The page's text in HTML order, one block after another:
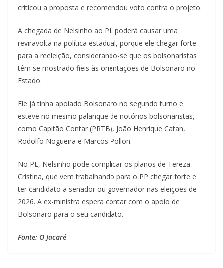
criticou a proposta e recomendou voto contra o projeto.
A chegada de Nelsinho ao PL poderá causar uma
reviravolta na política estadual, porque ele chegar forte
para a reeleição, considerando-se que os bolsonaristas
têm se mostrado fieis às orientações de Bolsonaro no
Estado.
Ele já tinha apoiado Bolsonaro no segundo turno e
esteve no mesmo palanque de notórios bolsonaristas,
como Capitão Contar (PRTB), João Henrique Catan,
Rodolfo Nogueira e Marcos Pollon.
No PL, Nelsinho pode complicar os planos de Tereza
Cristina, que vem trabalhando para o PP chegar forte e
ter candidato a senador ou governador nas eleições de
2026. A ex-ministra espera contar com o apoio de
Bolsonaro para o seu candidato.
Fonte: O Jacaré